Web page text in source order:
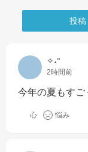
投稿
✧˖°
2時間前
今年の夏もすご
心 悩み